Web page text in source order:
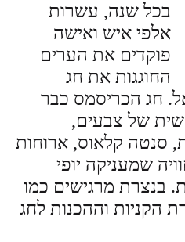
בכל שנה, עשרות
אלפי איש ואישה
פוקדים את הערים
החוגגות את חג
חג הכריסמס כבר
של צבעים,
סנטה קלאוס, ארוחות
שמעניקה יופי
בנצרת מרגישים כמו
הקניות וההכנות לחג